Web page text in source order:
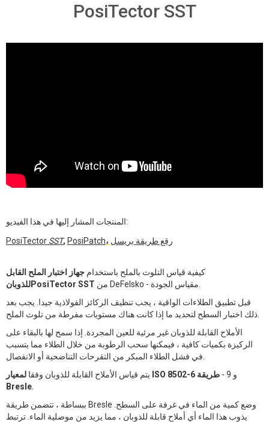
PosiTector SST
المنتجات المشار إليها في هذا الفيديو:
PosiTector SST, PosiPatch، رقع طريقة بريسل
كيفية قياس التلوث بالملح باستخدام جهاز اختبار الملح القابل
للذوبانPosiTector SST
قبل تطبيق الطلاءات الواقية ، يجب تنظيف الركائز الفولاذية جيدا. يجب بعد
الأملاح القابلة للذوبان غير مرئية للعين المجردة. إذا سمح لها بالبقاء على
الركيزة بكميات كافية ، فيمكنها سحب الرطوبة من خلال الطلاء مما يتسبب
يتم قياس الأملاح القابلة للذوبان وفقا لمعيار ISO 8502-6 و 9 -
طريقة
Bresle
ببساطة ، تتضمن طريقة Bresle وضع كمية من الماء في غرفة على السطح.
يذوب هذا الماء أي أملاح قابلة للذوبان ، مما يزيد من موصلية الماء. ترتبط